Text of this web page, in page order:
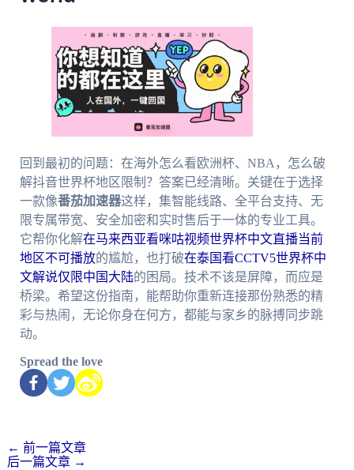
回到最初的问题：在海外怎么看欧洲杯、NBA，怎么破
解抖音世界杯地区限制？答案已经清晰。关键在于选择
一款像番茄加速器这样，集智能线路、全平台支持、无
限专属带宽、安全加密和实时售后于一体的专业工具。
它帮你化解在马来西亚看咪咕视频世界杯中文直播当前
地区不可播放的尴尬，也打破在泰国看CCTV5世界杯中
文解说仅限中国大陆的困局。技术不该是屏障，而应是
桥梁。希望这份指南，能帮助你重新连接那份熟悉的精
彩与热闹，无论你身在何方，都能与家乡的脉搏同步跳
动。
Spread the love
← 前一篇文章
后一篇文章 →